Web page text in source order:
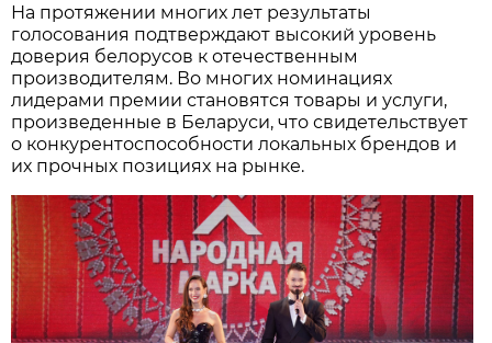
На протяжении многих лет результаты
голосования подтверждают высокий уровень
доверия белорусов к отечественным
производителям. Во многих номинациях
лидерами премии становятся товары и услуги,
произведенные в Беларуси, что свидетельствует
о конкурентоспособности локальных брендов и
их прочных позициях на рынке.